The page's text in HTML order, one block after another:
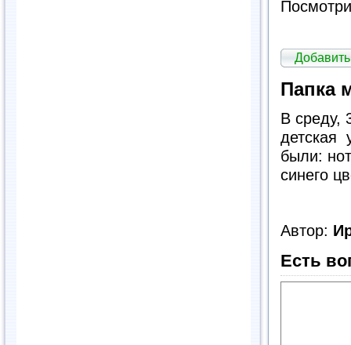
Папка
В среду,
детская
были:
синего
Автор:
Есть